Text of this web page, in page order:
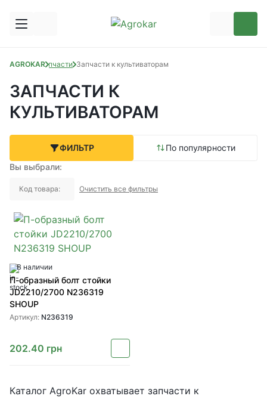
AGROKARЗапчасти Запчасти к культиваторам
ЗАПЧАСТИ К
КУЛЬТИВАТОРАМ
ФИЛЬТР
По популярности
Вы выбрали:
Код товара: Очистить все фильтры
В наличии
П-образный болт стойки
JD2210/2700 N236319
SHOUP
Артикул: N236319
202.40 грн
Каталог AgroKar охватывает запчасти к